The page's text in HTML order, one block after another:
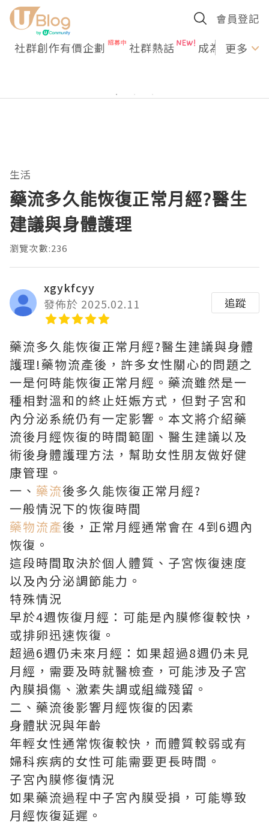
會員登記
社群創作有價企劃 社群熱話 成為U更多
生活
藥流多久能恢復正常月經?醫生
建議與身體護理
瀏覽次數:236
xgykfcyy
發佈於 2025.02.11
追蹤
藥流多久能恢復正常月經?醫生建議與身體
護理!藥物流產後，許多女性關心的問題之
一是何時能恢復正常月經。藥流雖然是一
種相對溫和的終止妊娠方式，但對子宮和
內分泌系統仍有一定影響。本文將介紹藥
流後月經恢復的時間範圍、醫生建議以及
術後身體護理方法，幫助女性朋友做好健
康管理。
一、 藥流後多久能恢復正常月經?
一般情況下的恢復時間
藥物流產後，正常月經通常會在 4到6週內
恢復。
這段時間取決於個人體質、子宮恢復速度
以及內分泌調節能力。
特殊情況
早於4週恢復月經：可能是內膜修復較快，
或排卵迅速恢復。
超過6週仍未來月經：如果超過8週仍未見
月經，需要及時就醫檢查，可能涉及子宮
內膜損傷、激素失調或組織殘留。
二、藥流後影響月經恢復的因素
身體狀況與年齡
年輕女性通常恢復較快，而體質較弱或有
婦科疾病的女性可能需要更長時間。
子宮內膜修復情況
如果藥流過程中子宮內膜受損，可能導致
月經恢復延遲。